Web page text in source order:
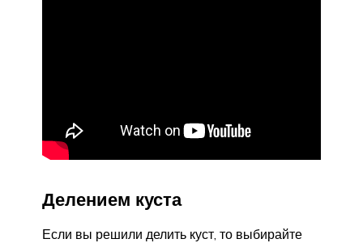
Делением куста
Если вы решили делить куст, то выбирайте